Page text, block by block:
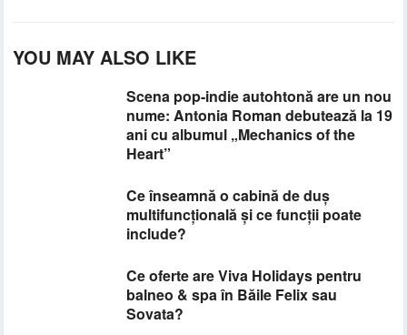
YOU MAY ALSO LIKE
Scena pop-indie autohtonă are un nou
nume: Antonia Roman debutează la 19
ani cu albumul „Mechanics of the
Heart”
Ce înseamnă o cabină de duș
multifuncțională și ce funcții poate
include?
Ce oferte are Viva Holidays pentru
balneo & spa în Băile Felix sau
Sovata?